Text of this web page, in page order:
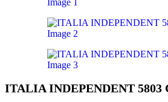
ITALIA INDEPENDENT 5803